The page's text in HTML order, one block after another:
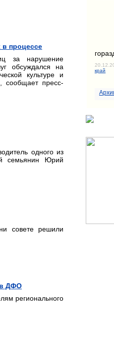
в процессе
за нарушение
обсуждался на
культуре и
сообщает пресс-
одного из
семьянин Юрий
совете решили
в ДФО
регионального
край